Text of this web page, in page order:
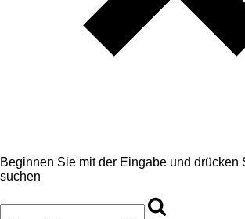
Beginnen Sie mit der Eingabe und drücken
suchen